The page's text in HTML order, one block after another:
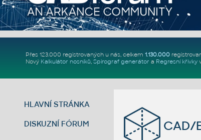
Přes 123.000 registrovaných u nás, celkem 1.130.000
Nový Kalkulátor nosníků, Spirograf generátor a Regresní křivky
HLAVNÍ STRÁNKA
DISKUZNÍ FÓRUM CAD/